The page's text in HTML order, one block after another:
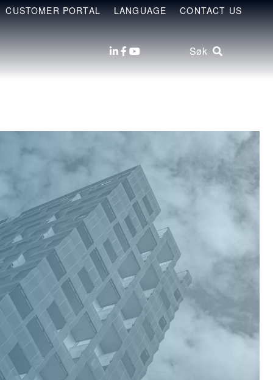
CUSTOMER PORTAL LANGUAGE CONTACT US
Søk